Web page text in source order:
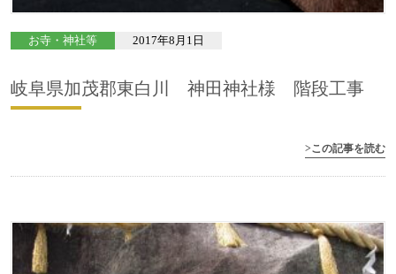
お寺・神社等 2017年8月1日
岐阜県加茂郡東白川 神田神社様 階段工事
>この記事を読む